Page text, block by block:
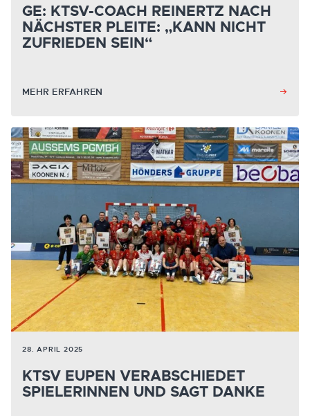
GE: KTSV-COACH REINERTZ NACH
NÄCHSTER PLEITE: „KANN NICHT
ZUFRIEDEN SEIN“
MEHR ERFAHREN
28. APRIL 2025
KTSV EUPEN VERABSCHIEDET
SPIELERINNEN UND SAGT DANKE